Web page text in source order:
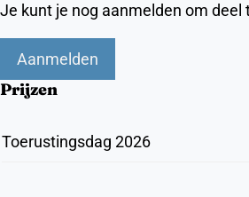
Je kunt je nog aanmelden om deel
Aanmelden
Prijzen
Toerustingsdag 2026